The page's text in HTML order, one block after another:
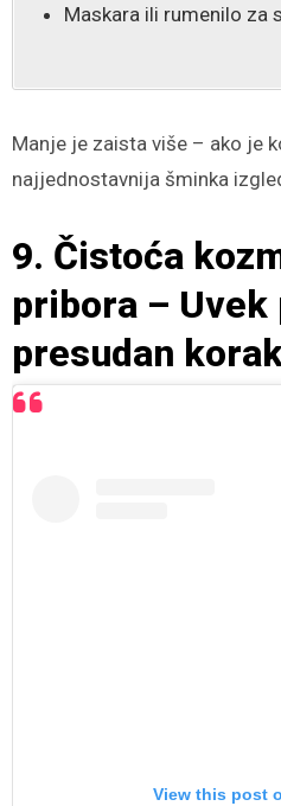
Maskara ili rumenilo za
Manje je zaista više – ako je
najjednostavnija šminka
9. Čistoća
pribora –
presudan
View this post